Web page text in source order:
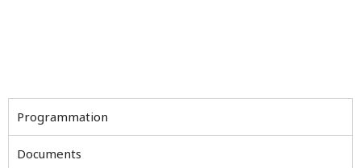
Programmation
Documents